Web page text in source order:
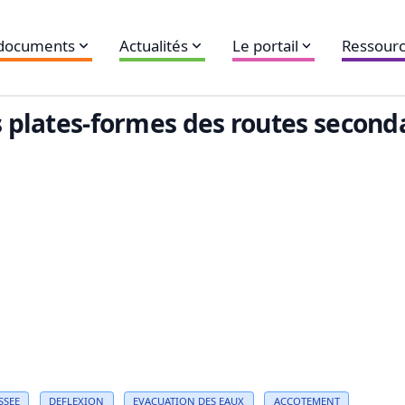
Actualités Le portail
formes des routes
DEFLEXION EVACUATION DES EAUX ACCOTEMENT